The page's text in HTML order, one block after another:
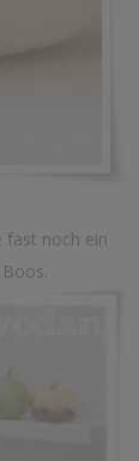
fast noch ein